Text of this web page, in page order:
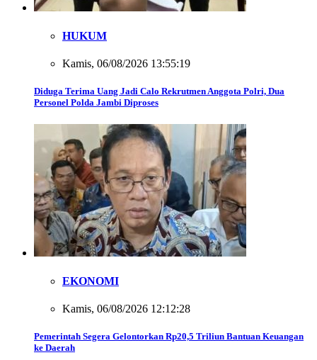
HUKUM
Kamis, 06/08/2026 13:55:19
Diduga Terima Uang Jadi Calo Rekrutmen Anggota Polri, Dua
Personel Polda Jambi Diproses
EKONOMI
Kamis, 06/08/2026 12:12:28
Pemerintah Segera Gelontorkan Rp20,5 Triliun Bantuan Keuangan
ke Daerah